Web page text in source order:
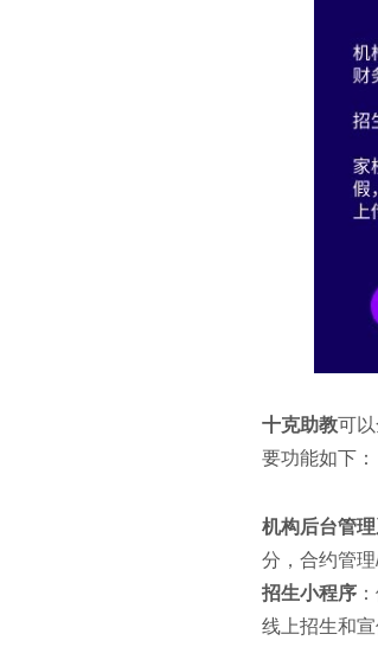
十克助教可
要功能如下：
机构后台管
分，合约管
招生小程序
线上招生和宣